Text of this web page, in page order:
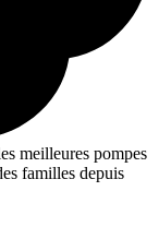
meilleures pompes
familles depuis